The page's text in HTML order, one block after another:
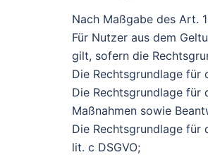
Nach Maßgabe des Art.
Für Nutzer aus dem
gilt, sofern die
Die Rechtsgrundlage für
Die Rechtsgrundlage für
Maßnahmen sowie
Die Rechtsgrundlage für
lit. c DSGVO;